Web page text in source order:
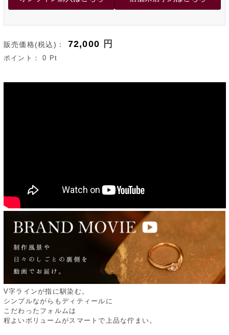
販売価格(税込)： 72,000 円
ポイント：0 Pt
V字ラインが指に馴染む。
シンプルながらもディティールに
こだわったフォルムは
程よいボリュームがスマートで上品な佇まい。